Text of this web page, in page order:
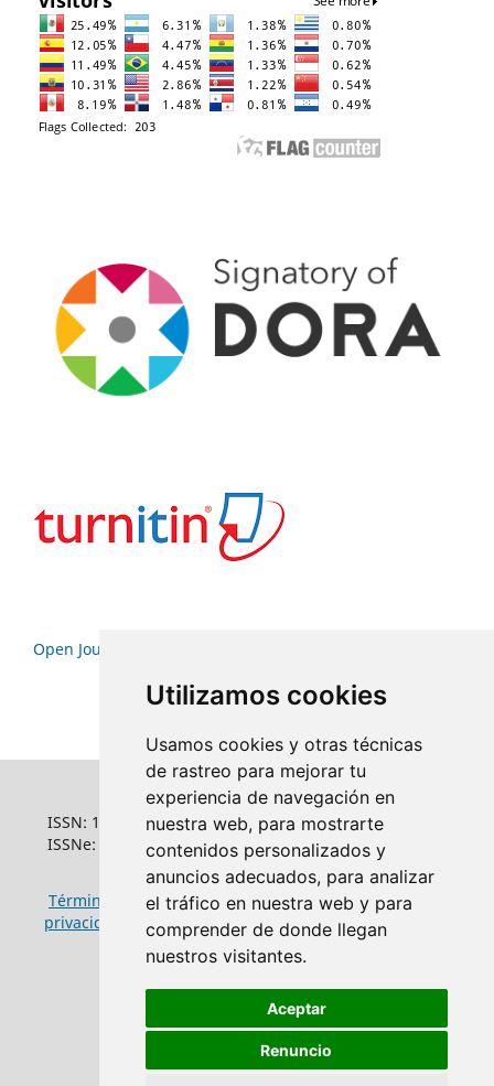
Utilizamos cookies
Usamos cookies y otras técnicas
de rastreo para mejorar tu
experiencia de navegación en
nuestra web, para mostrarte
contenidos personalizados y
anuncios adecuados, para analizar
el tráfico en nuestra web y para
comprender de donde llegan
nuestros visitantes.
Aceptar
Renuncio
Open Journal Systems
ISSN: 1022-6508
ISSNe: 1681-5653
Términos y condiciones de uso|Política de
privacidad
Política de cookies